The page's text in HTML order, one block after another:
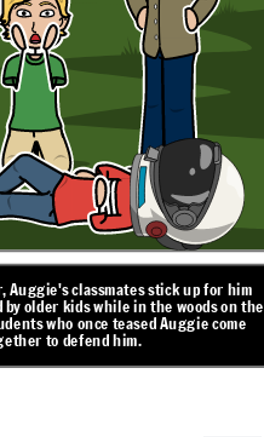
Auggie's classmates stick up for him
older kids while in the woods on the
who once teased Auggie come
to defend him.